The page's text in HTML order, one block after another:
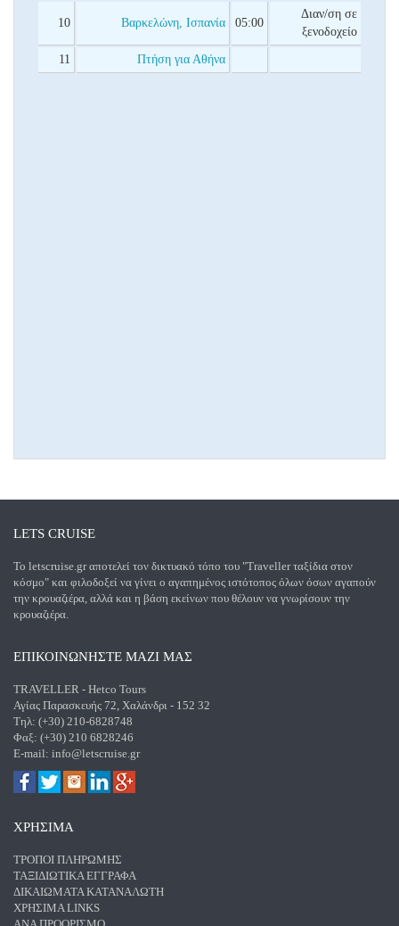
10 Βαρκελώνη, Ισπανία 05:00
Διαν/ση σε
ξενοδοχείο
11 Πτήση για Αθήνα
LETS CRUISE
Το letscruise.gr αποτελεί τον δικτυακό τόπο του "Traveller ταξίδια στον
κόσμο" και φιλοδοξεί να γίνει ο αγαπημένος ιστότοπος όλων όσων αγαπούν
την κρουαζιέρα, αλλά και η βάση εκείνων που θέλουν να γνωρίσουν την
κρουαζιέρα.
ΕΠΙΚΟΙΝΩΝΗΣΤΕ ΜΑΖΙ ΜΑΣ
TRAVELLER - Hetco Tours
Αγίας Παρασκευής 72, Χαλάνδρι - 152 32
Τηλ: (+30) 210-6828748
Φαξ: (+30) 210 6828246
E-mail: info@letscruise.gr
ΧΡΗΣΙΜΑ
ΤΡΌΠΟΙ ΠΛΗΡΩΜΉΣ
ΤΑΞΙΔΙΩΤΙΚΆ ΈΓΓΡΑΦΑ
ΔΙΚΑΙΏΜΑΤΑ ΚΑΤΑΝΑΛΩΤΉ
ΧΡΉΣΙΜΑ LINKS